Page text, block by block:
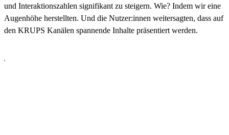
und Interaktionszahlen signifikant zu steigern. Wie? Indem wir eine
Augenhöhe herstellten. Und die Nutzer:innen weitersagten, dass auf
den KRUPS Kanälen spannende Inhalte präsentiert werden.